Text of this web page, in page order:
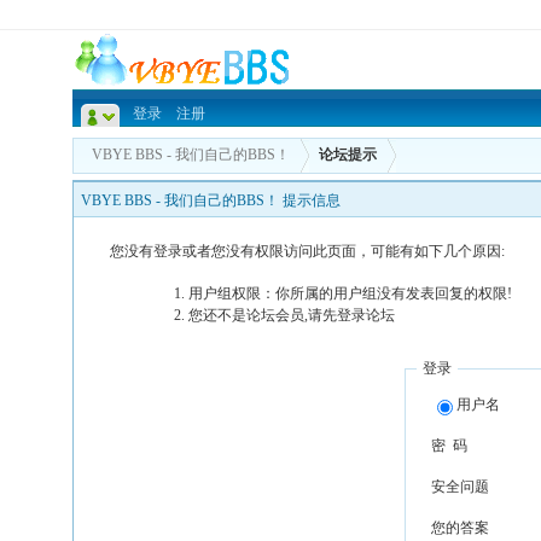
登录 注册
VBYE BBS - 我们自己的BBS！ 论坛提示
VBYE BBS - 我们自己的BBS！ 提示信息
您没有登录或者您没有权限访问此页面，可能有如下几个原因:
用户组权限：你所属的用户组没有发表回复的权限!
您还不是论坛会员,请先登录论坛
登录
用户名
密 码
安全问题
您的答案